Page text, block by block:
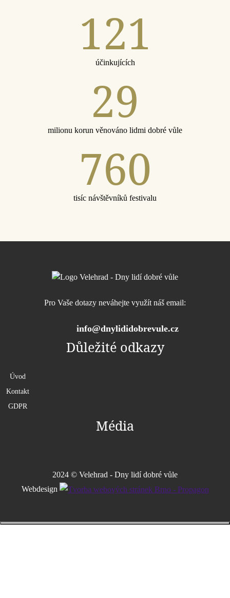
121
účinkujících
29
milionu korun věnováno lidmi dobré vůle
760
tisíc návštěvníků festivalu
Pro Vaše dotazy neváhejte využít náš email:
info@dnylididobrevule.cz
Důležité odkazy
Úvod
Kontakt
GDPR
Média
2024 © Velehrad - Dny lidí dobré vůle
Webdesign